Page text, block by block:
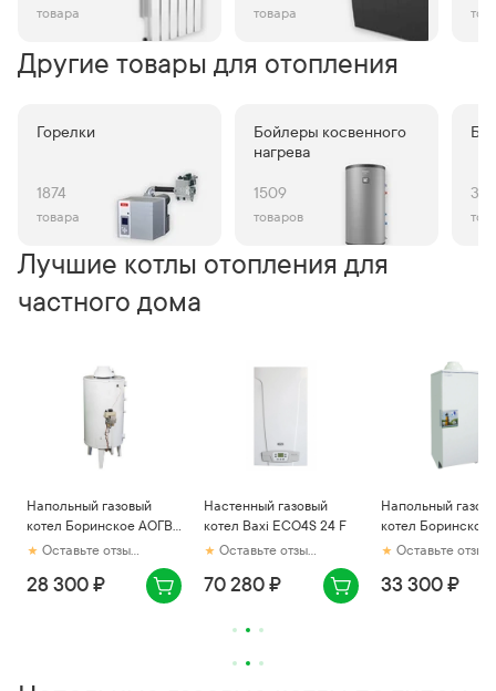
товара товара
Другие товары для отопления
Горелки
1874
товара
Бойлеры косвенного
нагрева
1509
товаров
385
Лучшие котлы отопления для
частного дома
Напольный газовый
котел Боринское АОГВ
-11,6 РК TGV
Оставьте отзыв первым
28 300 ₽
Настенный газовый
котел Baxi ECO4S 24 F
Оставьте отзыв первым
70 280 ₽
Напольный
котел
11,6 - 1 (М ) "
Оставьте отзыв первым
33 300 ₽